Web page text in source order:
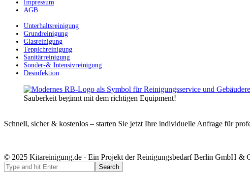
Impressum
AGB
Unterhaltsreinigung
Grundreinigung
Glasreinigung
Teppichreinigung
Sanitärreinigung
Sonder-& Intensivreinigung
Desinfektion
Sauberkeit beginnt mit dem richtigen Equipment!
Schnell, sicher & kostenlos – starten Sie jetzt Ihre individuelle Anfrage für
© 2025 Kitareinigung.de · Ein Projekt der Reinigungsbedarf Berlin GmbH &